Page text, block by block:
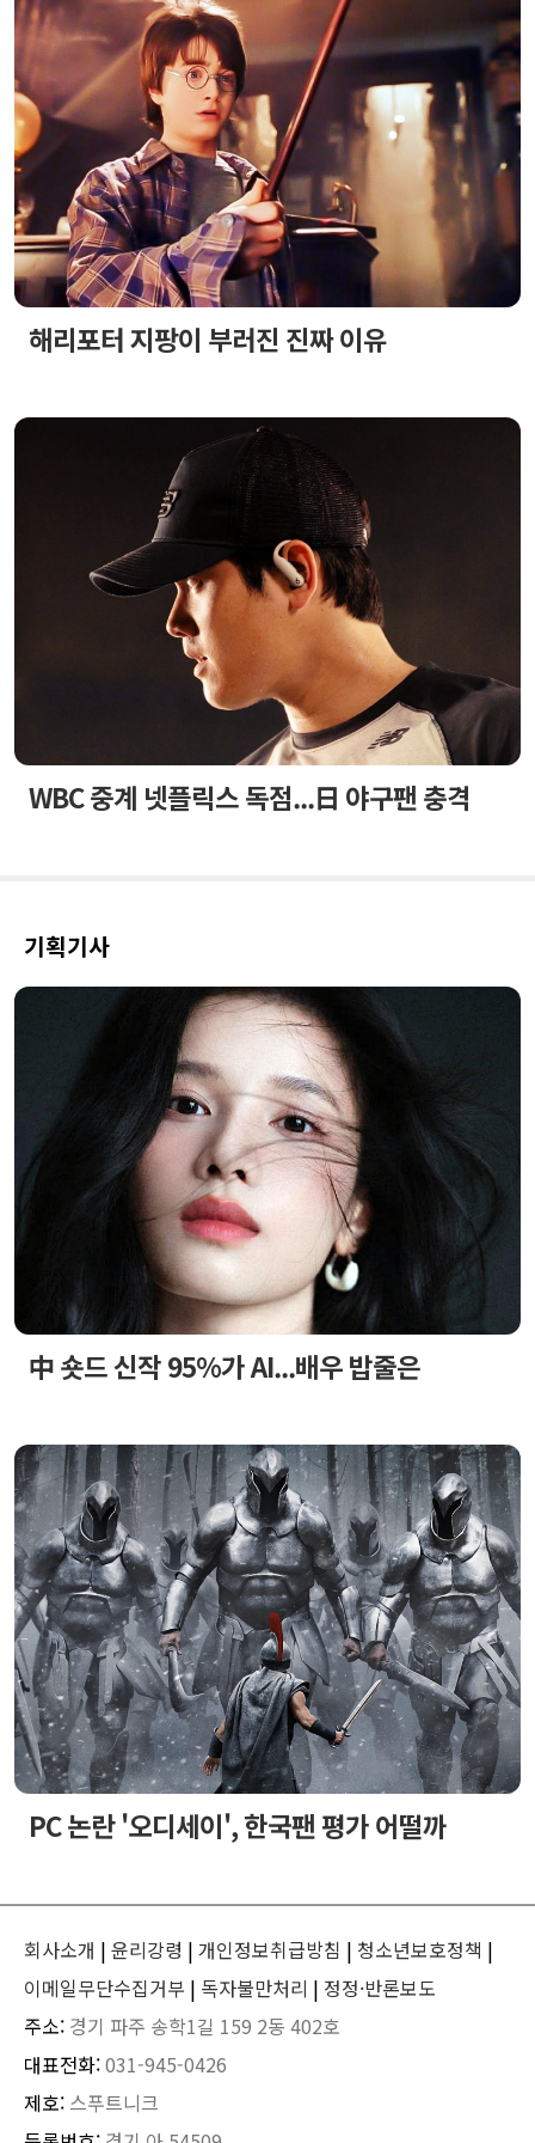
해리포터 지팡이 부러진 진짜 이유
WBC 중계 넷플릭스 독점...日 야구팬 충격
기획기사
中 숏드 신작 95%가 AI...배우 밥줄은
PC 논란 '오디세이', 한국팬 평가 어떨까
회사소개 | 윤리강령 | 개인정보취급방침 | 청소년보호정책 |
이메일무단수집거부 | 독자불만처리 | 정정·반론보도
주소: 경기 파주 송학1길 159 2동 402호
대표전화:031-945-0426
제호: 스푸트니크